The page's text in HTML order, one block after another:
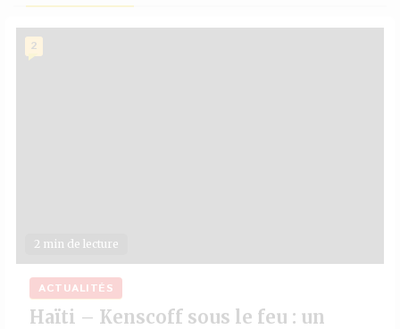
2 min de lecture
2
ACTUALITÉS
Haïti – Kenscoff sous le feu : un